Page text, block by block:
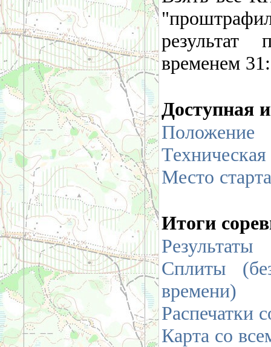
результат
временем
Доступная
Положение
Место
Итоги
Результаты
Сплиты
времени)
Распечатки
Карта со